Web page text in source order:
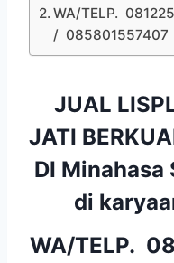
WA/TELP.
/ 085801557407
JUAL
JATI
DI Minahasa
di
WA/TELP.